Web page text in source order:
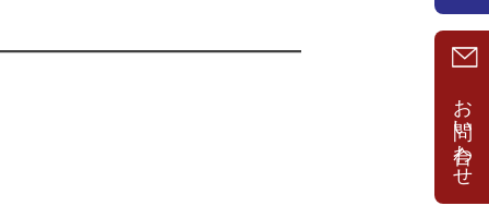
お問い合わせ